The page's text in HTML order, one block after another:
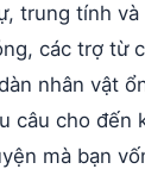
trung tính
các trợ từ
nhân vật
câu cho
mà bạn